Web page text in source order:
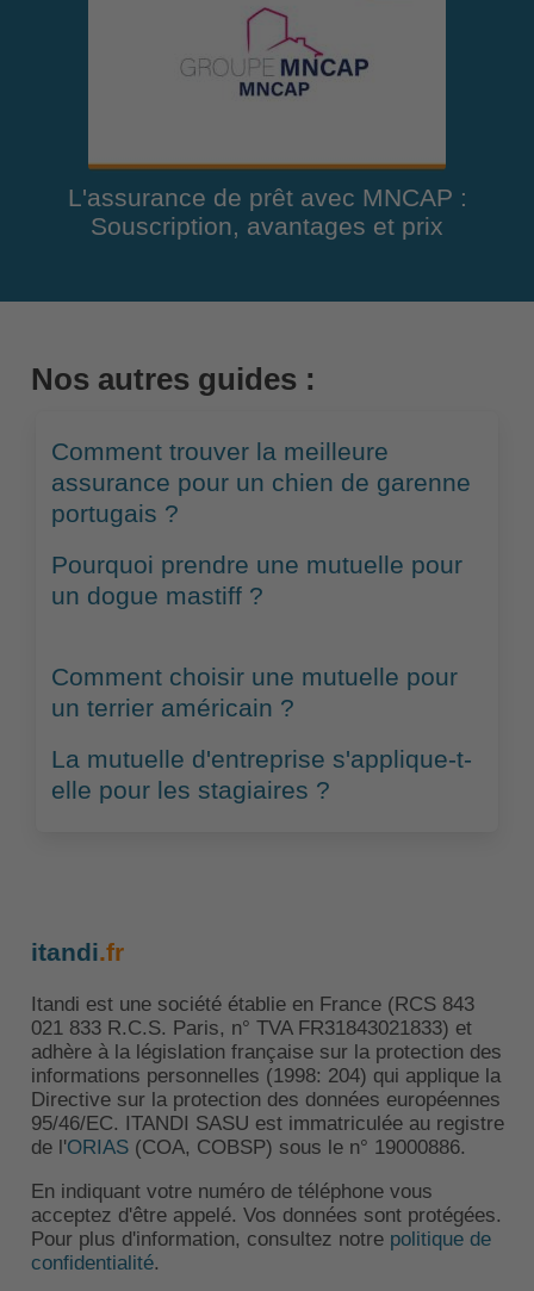
L'assurance de prêt avec MNCAP :
Souscription, avantages et prix
Nos autres guides :
Comment trouver la meilleure
assurance pour un chien de garenne
portugais ?
Pourquoi prendre une mutuelle pour
un dogue mastiff ?
Comment choisir une mutuelle pour
un terrier américain ?
La mutuelle d'entreprise s'applique-t-
elle pour les stagiaires ?
itandi.fr
Itandi est une société établie en France (RCS 843
021 833 R.C.S. Paris, n° TVA FR31843021833) et
adhère à la législation française sur la protection des
informations personnelles (1998: 204) qui applique la
Directive sur la protection des données européennes
95/46/EC. ITANDI SASU est immatriculée au registre
de l'ORIAS(COA, COBSP) sous le n° 19000886.
En indiquant votre numéro de téléphone vous
acceptez d'être appelé. Vos données sont protégées.
Pour plus d'information, consultez notre politique de
confidentialité.